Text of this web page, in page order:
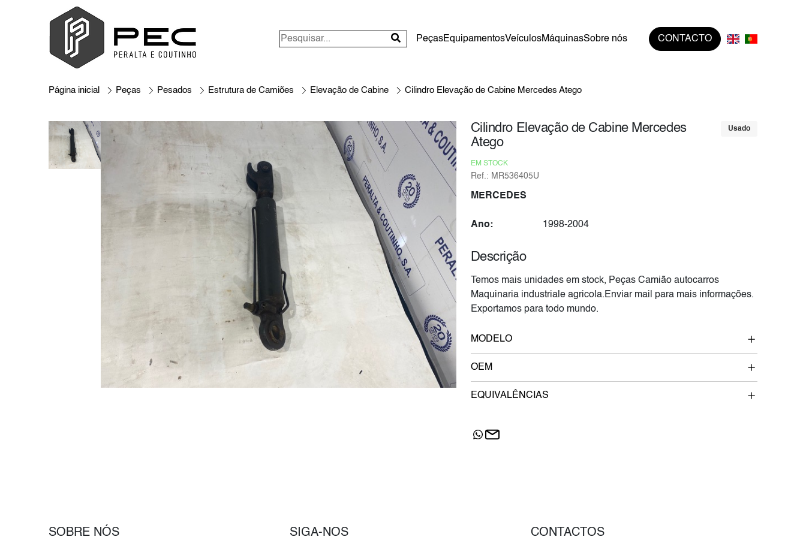
PeçasEquipamentosVeículosMáquinasSobre nós CONTACTO
Página inicial Peças Pesados Estrutura de Camiões Elevação de Cabine Cilindro Elevação de Cabine Mercedes Atego
Usado
Cilindro Elevação de Cabine Mercedes
Atego
EM STOCK
Ref.: MR536405U
MERCEDES
Ano: 1998-2004
Descrição
Temos mais unidades em stock, Peças Camião autocarros
Maquinaria industriale agricola.Enviar mail para mais informações.
Exportamos para todo mundo.
MODELO
OEM
EQUIVALÊNCIAS
SOBRE NÓS SIGA-NOS CONTACTOS